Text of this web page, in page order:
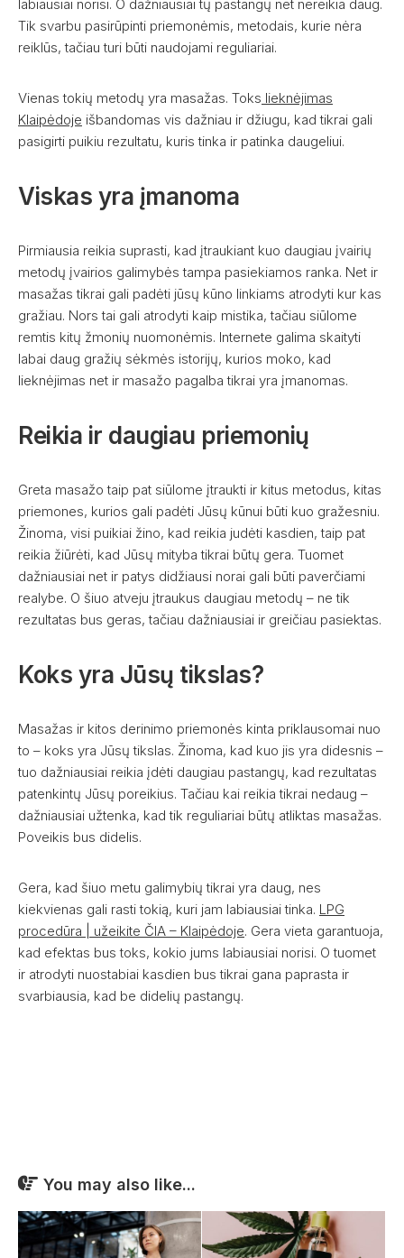
labiausiai norisi. O dažniausiai tų pastangų net nereikia daug.
Tik svarbu pasirūpinti priemonėmis, metodais, kurie nėra
reiklūs, tačiau turi būti naudojami reguliariai.
Vienas tokių metodų yra masažas. Toks lieknėjimas
Klaipėdoje išbandomas vis dažniau ir džiugu, kad tikrai gali
pasigirti puikiu rezultatu, kuris tinka ir patinka daugeliui.
Viskas yra įmanoma
Pirmiausia reikia suprasti, kad įtraukiant kuo daugiau įvairių
metodų įvairios galimybės tampa pasiekiamos ranka. Net ir
masažas tikrai gali padėti jūsų kūno linkiams atrodyti kur kas
gražiau. Nors tai gali atrodyti kaip mistika, tačiau siūlome
remtis kitų žmonių nuomonėmis. Internete galima skaityti
labai daug gražių sėkmės istorijų, kurios moko, kad
lieknėjimas net ir masažo pagalba tikrai yra įmanomas.
Reikia ir daugiau priemonių
Greta masažo taip pat siūlome įtraukti ir kitus metodus, kitas
priemones, kurios gali padėti Jūsų kūnui būti kuo gražesniu.
Žinoma, visi puikiai žino, kad reikia judėti kasdien, taip pat
reikia žiūrėti, kad Jūsų mityba tikrai būtų gera. Tuomet
dažniausiai net ir patys didžiausi norai gali būti paverčiami
realybe. O šiuo atveju įtraukus daugiau metodų – ne tik
rezultatas bus geras, tačiau dažniausiai ir greičiau pasiektas.
Koks yra Jūsų tikslas?
Masažas ir kitos derinimo priemonės kinta priklausomai nuo
to – koks yra Jūsų tikslas. Žinoma, kad kuo jis yra didesnis –
tuo dažniausiai reikia įdėti daugiau pastangų, kad rezultatas
patenkintų Jūsų poreikius. Tačiau kai reikia tikrai nedaug –
dažniausiai užtenka, kad tik reguliariai būtų atliktas masažas.
Poveikis bus didelis.
Gera, kad šiuo metu galimybių tikrai yra daug, nes
kiekvienas gali rasti tokią, kuri jam labiausiai tinka. LPG
procedūra | užeikite ČIA – Klaipėdoje. Gera vieta garantuoja,
kad efektas bus toks, kokio jums labiausiai norisi. O tuomet
ir atrodyti nuostabiai kasdien bus tikrai gana paprasta ir
svarbiausia, kad be didelių pastangų.
You may also like...